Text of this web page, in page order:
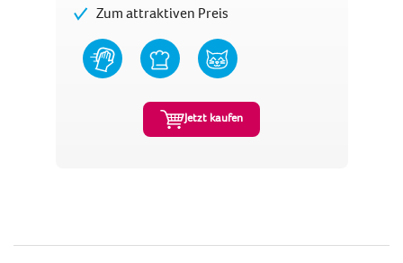
Zum attraktiven Preis
Jetzt kaufen